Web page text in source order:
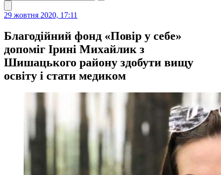
29 жовтня 2020, 17:11
Благодійний фонд «Повір у себе»
допоміг Ірині Михайлик з
Шишацького району здобути вищу
освіту і стати медиком